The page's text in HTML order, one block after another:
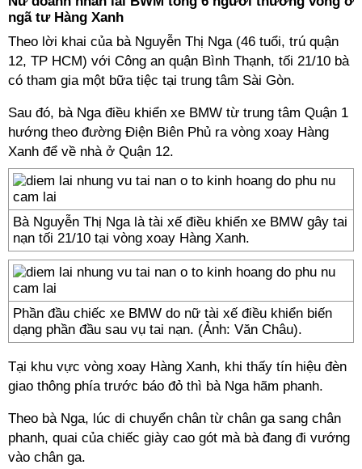
ngã tư Hàng Xanh
Theo lời khai của bà Nguyễn Thị Nga (46 tuổi, trú quận
12, TP HCM) với Công an quận Bình Thạnh, tối 21/10 bà
có tham gia một bữa tiệc tại trung tâm Sài Gòn.
Sau đó, bà Nga điều khiển xe BMW từ trung tâm Quận 1
hướng theo đường Điện Biên Phủ ra vòng xoay Hàng
Xanh để về nhà ở Quận 12.
Bà Nguyễn Thị Nga là tài xế điều khiển xe BMW gây tai
nạn tối 21/10 tại vòng xoay Hàng Xanh.
Phần đầu chiếc xe BMW do nữ tài xế điều khiển biến
dạng phần đầu sau vụ tai nạn. (Ảnh: Văn Châu).
Tại khu vực vòng xoay Hàng Xanh, khi thấy tín hiệu đèn
giao thông phía trước báo đỏ thì bà Nga hãm phanh.
Theo bà Nga, lúc di chuyển chân từ chân ga sang chân
phanh, quai của chiếc giày cao gót mà bà đang đi vướng
vào chân ga.